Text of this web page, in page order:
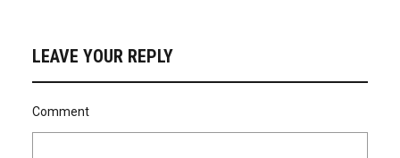
LEAVE YOUR REPLY
Comment